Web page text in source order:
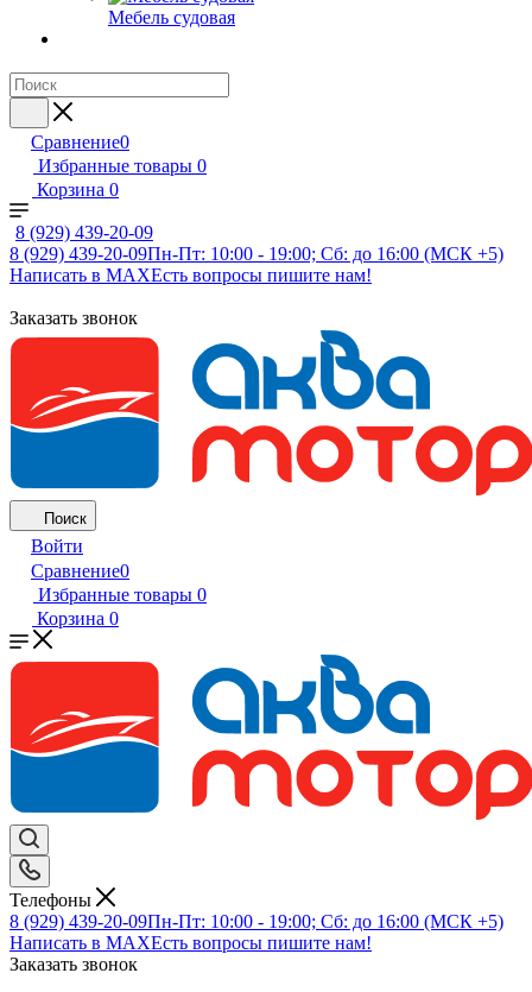
Мебель судовая
Сравнение0
Избранные товары 0
Корзина 0
8 (929) 439-20-09
8 (929) 439-20-09Пн-Пт: 10:00 - 19:00; Сб: до 16:00 (МСК +5)
Написать в MAXЕсть вопросы пишите нам!
Заказать звонок
Поиск
Войти
Сравнение0
Избранные товары 0
Корзина 0
Телефоны
8 (929) 439-20-09Пн-Пт: 10:00 - 19:00; Сб: до 16:00 (МСК +5)
Написать в MAXЕсть вопросы пишите нам!
Заказать звонок